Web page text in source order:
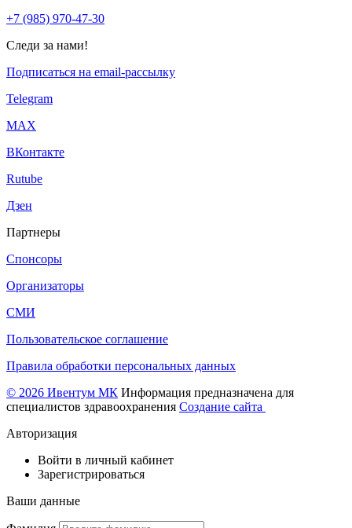
+7 (985) 970-47-30
Следи за нами!
Подписаться на email-рассылку
Telegram
МАХ
ВКонтакте
Rutube
Дзен
Партнеры
Спонсоры
Организаторы
СМИ
Пользовательское соглашение
Правила обработки персональных данных
© 2026 Ивентум МК Информация предназначена для
специалистов здравоохранения Создание сайта
Авторизация
Войти в личный кабинет
Зарегистрироваться
Ваши данные